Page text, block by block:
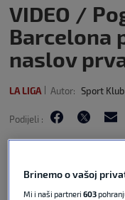
VIDEO /
Barcelona
naslov
LA LIGA Autor: Sport Klub
Podijeli :
Brinemo o vašoj
Mi i naši partneri603